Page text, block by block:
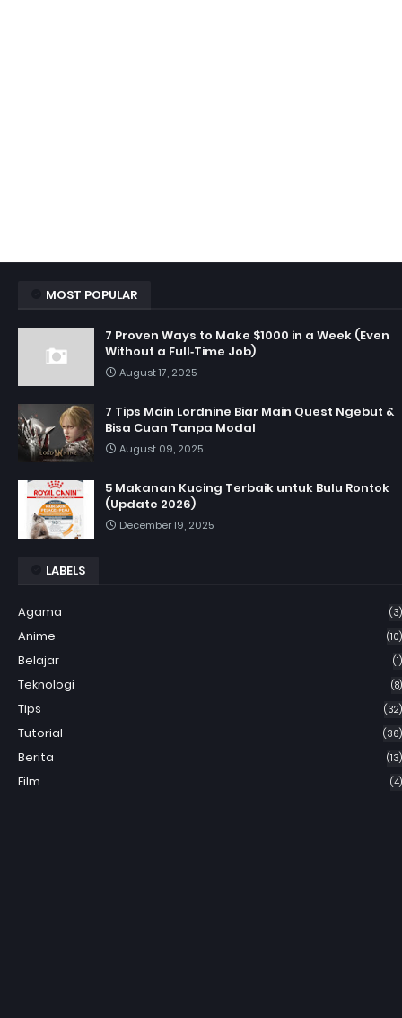
MOST POPULAR
7 Proven Ways to Make $1000 in a Week (Even
Without a Full‑Time Job)
August 17, 2025
7 Tips Main Lordnine Biar Main Quest Ngebut &
Bisa Cuan Tanpa Modal
August 09, 2025
5 Makanan Kucing Terbaik untuk Bulu Rontok
(Update 2026)
December 19, 2025
LABELS
Agama (3)
Anime (10)
Belajar (1)
Teknologi (8)
Tips (32)
Tutorial (36)
Berita (13)
Film (4)